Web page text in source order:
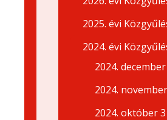
2025. évi
2024. évi
2024. december
2024.
2024. október